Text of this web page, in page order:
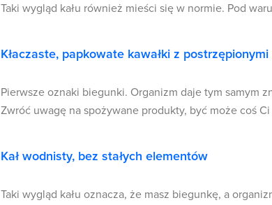
Taki wygląd kału również mieści się w normie. Pod
Kłaczaste, papkowate kawałki z
Pierwsze oznaki biegunki. Organizm daje tym samym
Zwróć uwagę na spożywane produkty, być może coś
Kał wodnisty, bez stałych elementów
Taki wygląd kału oznacza, że masz biegunkę, a